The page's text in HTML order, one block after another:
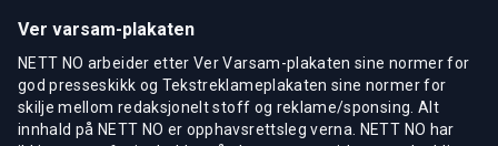
Ver varsam-plakaten
NETT NO arbeider etter Ver Varsam-plakaten sine normer for
god presseskikk og Tekstreklameplakaten sine normer for
skilje mellom redaksjonelt stoff og reklame/sponsing. Alt
innhald på NETT NO er opphavsrettsleg verna. NETT NO har